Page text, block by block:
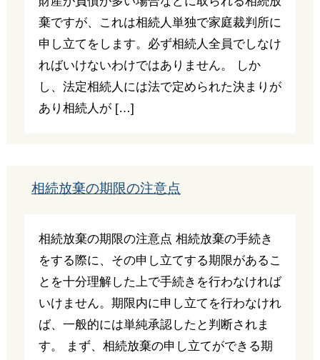
棄ですが、これは相続人単独で家庭裁判所に
申し立てをします。必ず相続人全員でしなけ
ればいけないわけではありません。 しか
し、法定相続人には法で定められた決まりが
あり相続人が […]
相続放棄の期限の注意点
相続放棄の期限の注意点 相続放棄の手続き
をする際に、その申し立てする期限があるこ
とを十分理解した上で手続きを行わなければ
いけません。期限内に申し立てを行わなけれ
ば、一般的には単純承認したと判断されま
す。 まず、相続放棄の申し立てができる期